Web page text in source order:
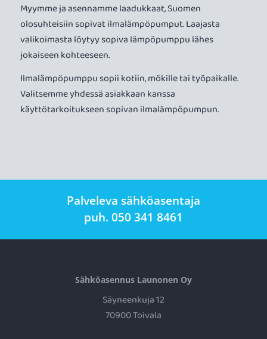
Myymme ja asennamme laadukkaat, Suomen
olosuhteisiin sopivat ilmalämpöpumput. Laajasta
valikoimasta löytyy sopiva lämpöpumppu lähes
jokaiseen kohteeseen.
Ilmalämpöpumppu sopii kotiin, mökille tai työpaikalle.
Valitsemme yhdessä asiakkaan kanssa
käyttötarkoitukseen sopivan ilmalämpöpumpun.
Palveleva sähköasentaja
puh. 050 341 8461
Sähköasennus Launonen Oy
Säyneenkuja 12
70900 Toivala